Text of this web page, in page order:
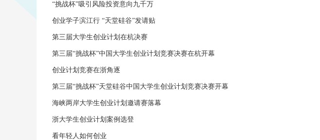
“挑战杯”吸引风险投资意向九千万
创业学子滨江行 “天堂硅谷”发请贴
第三届大学生创业计划在杭决赛
第三届“挑战杯”中国大学生创业计划竞赛决赛在杭开幕
创业计划竞赛在浙角逐
第三届“挑战杯”天堂硅谷中国大学生创业计划竞赛决赛开幕
海峡两岸大学生创业计划邀请赛落幕
浙大学生创业计划案例选登
看年轻人如何创业